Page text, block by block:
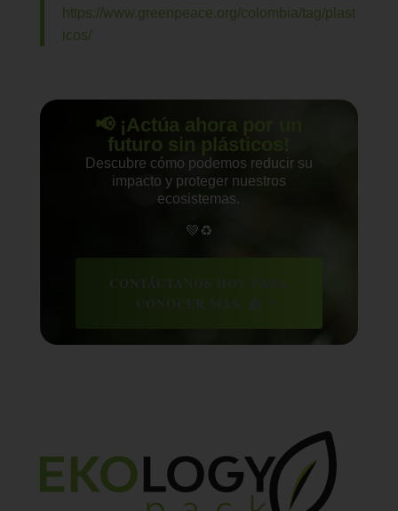
https://www.greenpeace.org/colombia/tag/plast
icos/
📢 ¡Actúa ahora por un
futuro sin plásticos!
Descubre cómo podemos reducir su
impacto y proteger nuestros
ecosistemas.
💚♻️
CONTÁCTANOS HOY PARA
CONOCER MÁS. 📩